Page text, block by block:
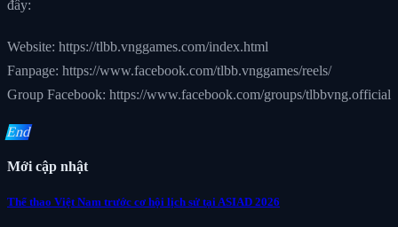
đây:
Website: https://tlbb.vnggames.com/index.html
Fanpage: https://www.facebook.com/tlbb.vnggames/reels/
Group Facebook: https://www.facebook.com/groups/tlbbvng.official
End
Mới cập nhật
Thể thao Việt Nam trước cơ hội lịch sử tại ASIAD 2026